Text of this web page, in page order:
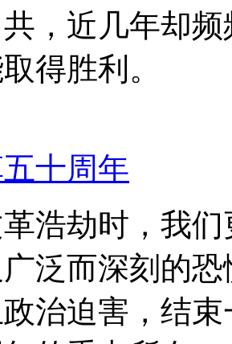
，近几年却
得胜利。
十周年
浩劫时，我
泛而深刻的
治迫害，结